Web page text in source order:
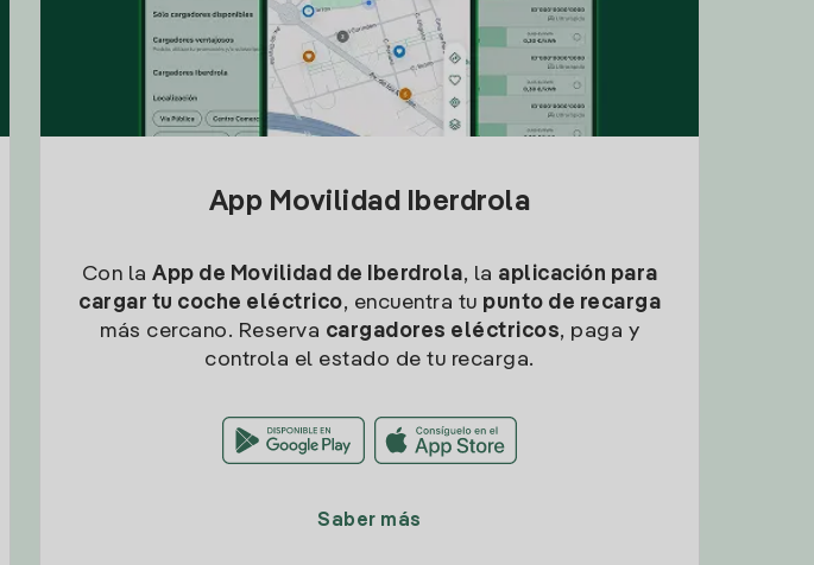
App Movilidad Iberdrola
Con la App de Movilidad de Iberdrola, la aplicación para
cargar tu coche eléctrico, encuentra tu punto de recarga
más cercano. Reserva cargadores eléctricos, paga y
controla el estado de tu recarga.
Saber más